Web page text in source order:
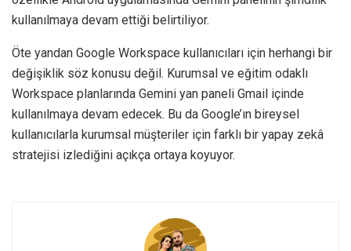
kullanılmaya devam ettiği belirtiliyor.
Öte yandan Google Workspace kullanıcıları için herhangi bir
değişiklik söz konusu değil. Kurumsal ve eğitim odaklı
Workspace planlarında Gemini yan paneli Gmail içinde
kullanılmaya devam edecek. Bu da Google’ın bireysel
kullanıcılarla kurumsal müşteriler için farklı bir yapay zekâ
stratejisi izlediğini açıkça ortaya koyuyor.